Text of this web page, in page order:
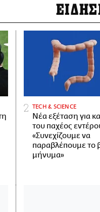
ΤECH & SCIENCE
Νέα εξέταση για
του παχέος
«Συνεχίζουμε να
παραβλέπουμε το
μήνυμα»